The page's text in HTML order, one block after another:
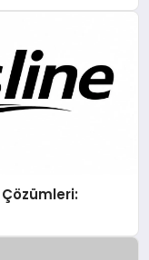
Çözümleri: